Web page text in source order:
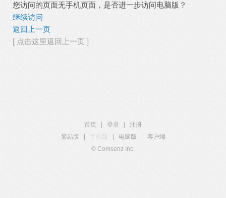
您访问的页面无手机页面，是否进一步访问电脑版？
继续访问
返回上一页
[ 点击这里返回上一页 ]
首页 登录
注册
简易版
手机版 电脑版
客户端
© Comsenz Inc.